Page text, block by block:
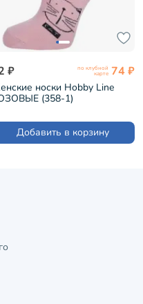
₽ по клубной
карте 74 ₽
носки Hobby Line
(358-1)
Добавить в корзину